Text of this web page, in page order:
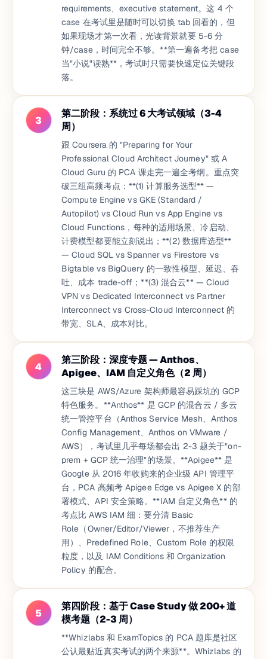
requirements、executive statement。这 4 个
case 在考试里是随时可以切换 tab 回看的，但
如果现场才第一次看，光读背景就要 5-6 分
钟/case，时间完全不够。**第一遍备考把 case
当"小说"读熟**，考试时只需要快速定位关键段
落。
3
第二阶段：系统过 6 大考试领域（3-4
周）
跟 Coursera 的 "Preparing for Your
Professional Cloud Architect Journey" 或 A
Cloud Guru 的 PCA 课走完一遍全考纲。重点突
破三组高频考点：**(1) 计算服务选型** —
Compute Engine vs GKE (Standard /
Autopilot) vs Cloud Run vs App Engine vs
Cloud Functions，每种的适用场景、冷启动、
计费模型都要能立刻说出；**(2) 数据库选型**
— Cloud SQL vs Spanner vs Firestore vs
Bigtable vs BigQuery 的一致性模型、延迟、吞
吐、成本 trade-off；**(3) 混合云** — Cloud
VPN vs Dedicated Interconnect vs Partner
Interconnect vs Cross-Cloud Interconnect 的
带宽、SLA、成本对比。
4
第三阶段：深度专题 — Anthos、
Apigee、IAM 自定义角色（2 周）
这三块是 AWS/Azure 架构师最容易踩坑的 GCP
特色服务。**Anthos** 是 GCP 的混合云 / 多云
统一管控平台（Anthos Service Mesh、Anthos
Config Management、Anthos on VMware /
AWS），考试里几乎每场都会出 2-3 题关于"on-
prem + GCP 统一治理"的场景。**Apigee** 是
Google 从 2016 年收购来的企业级 API 管理平
台，PCA 高频考 Apigee Edge vs Apigee X 的部
署模式、API 安全策略。**IAM 自定义角色** 的
考点比 AWS IAM 细：要分清 Basic
Role（Owner/Editor/Viewer，不推荐生产
用）、Predefined Role、Custom Role 的权限
粒度，以及 IAM Conditions 和 Organization
Policy 的配合。
5
第四阶段：基于 Case Study 做 200+ 道
模考题（2-3 周）
**Whizlabs 和 ExamTopics 的 PCA 题库是社区
公认最贴近真实考试的两个来源**。Whizlabs 的